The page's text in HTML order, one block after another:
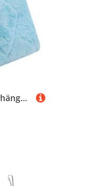
Fdit Bequeme Papageienhängematte, Vogelhängekäfig mit Hakendesign, Winter Warmes Bett für Vögel, Haustierspielzeug (S)